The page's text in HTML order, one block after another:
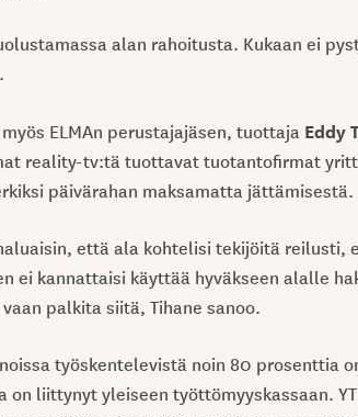
alan rahoitusta. Kukaan ei
ELMAn perustajajäsen, tuottaja Eddy
reality-tv:tä tuottavat tuotantofirmat
päivärahan maksamatta jättämisestä.
että ala kohtelisi tekijöitä reilusti,
ei kannattaisi käyttää hyväkseen alalle
palkita siitä, Tihane sanoo.
työskentelevistä noin 80 prosenttia
liittynyt yleiseen työttömyyskassaan.